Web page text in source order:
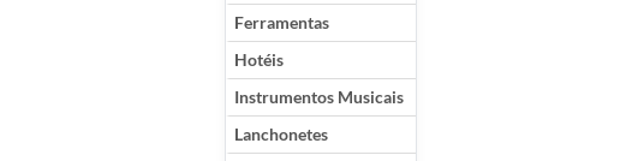
Ferramentas
Hotéis
Instrumentos Musicais
Lanchonetes